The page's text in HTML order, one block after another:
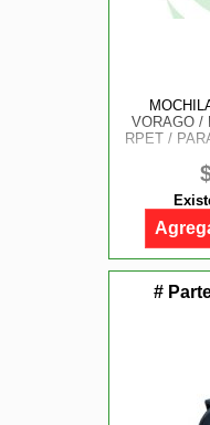
VORAGO /
RPET /
#